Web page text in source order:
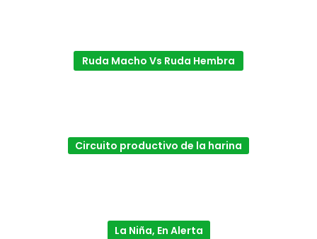
Ruda Macho Vs Ruda Hembra
Circuito productivo de la harina
La Niña, En Alerta